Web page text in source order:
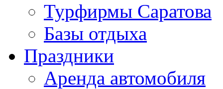
Турфирмы Саратова
Базы отдыха
Праздники
Аренда автомобиля